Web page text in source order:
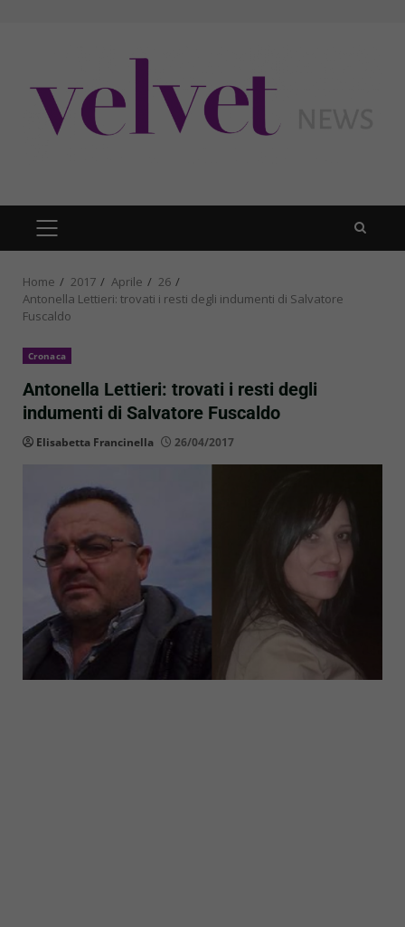
PRIMARY
MENU
Home 2017 Aprile
26
Antonella Lettieri: trovati i resti degli indumenti di Salvatore
Fuscaldo
Cronaca
Antonella Lettieri: trovati i resti degli
indumenti di Salvatore Fuscaldo
Elisabetta Francinella 26/04/2017